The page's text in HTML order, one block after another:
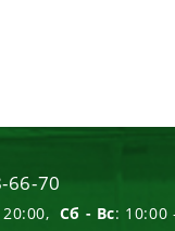
66-70
Сб - Вс: 10:00